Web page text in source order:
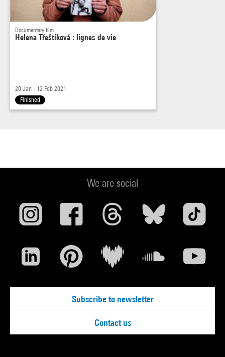
Documentary film
Helena Třeštíková : lignes de vie
20 Jan - 12 Feb 2021
Finished
We are social
Subscribe to newsletter
Contact us